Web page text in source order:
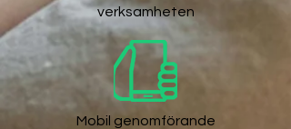
verksamheten
Mobil genomförande